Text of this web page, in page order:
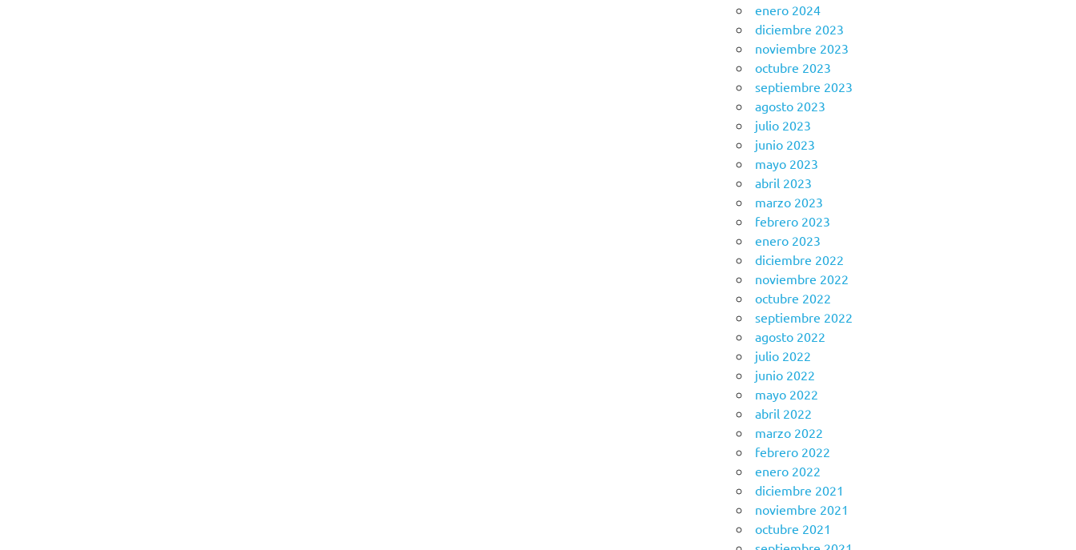
enero 2024
diciembre 2023
noviembre 2023
octubre 2023
septiembre 2023
agosto 2023
julio 2023
junio 2023
mayo 2023
abril 2023
marzo 2023
febrero 2023
enero 2023
diciembre 2022
noviembre 2022
octubre 2022
septiembre 2022
agosto 2022
julio 2022
junio 2022
mayo 2022
abril 2022
marzo 2022
febrero 2022
enero 2022
diciembre 2021
noviembre 2021
octubre 2021